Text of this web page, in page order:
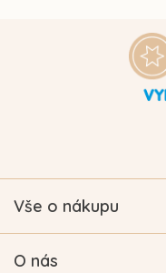
Vše o nákupu
O nás